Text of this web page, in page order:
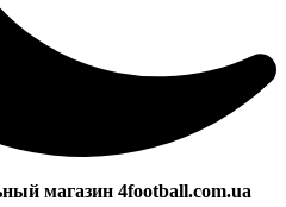
магазин 4football.com.ua